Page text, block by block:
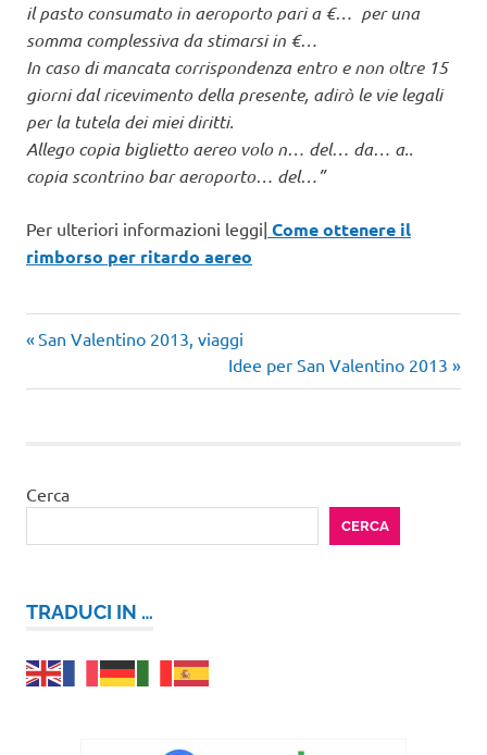
il pasto consumato in aeroporto pari a €… per una
somma complessiva da stimarsi in €…
In caso di mancata corrispondenza entro e non oltre 15
giorni dal ricevimento della presente, adirò le vie legali
per la tutela dei miei diritti.
Allego copia biglietto aereo volo n… del… da… a..
copia scontrino bar aeroporto… del…”
Per ulteriori informazioni leggi| Come ottenere il
rimborso per ritardo aereo
Navigazione
articoli
Articolo
San Valentino 2013, viaggi
Articolo
successivo:
Idee per San Valentino 2013
Cerca
CERCA
TRADUCI IN …